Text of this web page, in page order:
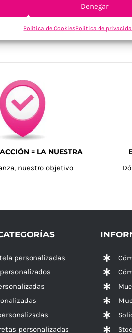
Denegar
Política de CookiesPolítica de
SKU:MO2629-01
Categorías:Cocina /
= LA NUESTRA
nuestro objetivo
personalizadas
personalizadas